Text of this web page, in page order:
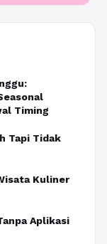
Timing
Tapi Tidak
Kuliner
Aplikasi